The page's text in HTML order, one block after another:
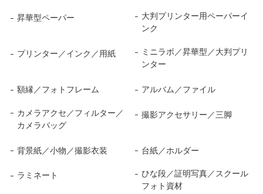
昇華型ペーパー
大判プリンター用ペーパーイ
ンク
プリンター／インク／用紙
ミニラボ／昇華型／大判プリ
ンター
額縁／フォトフレーム アルバム／ファイル
カメラアクセ／フィルター／
カメラバッグ
撮影アクセサリー／三脚
背景紙／小物／撮影衣装 台紙／ホルダー
ラミネート
ひな段／証明写真／スクール
フォト資材